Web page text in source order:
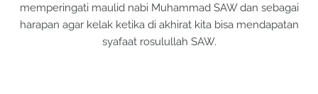
memperingati maulid nabi Muhammad SAW dan sebagai
harapan agar kelak ketika di akhirat kita bisa mendapatan
syafaat rosulullah SAW.